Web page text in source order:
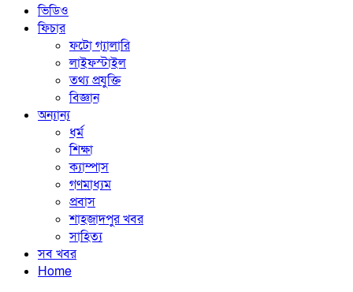
ভিডিও
ফিচার
ফটো গ্যালারি
লাইফস্টাইল
তথ্য প্রযুক্তি
বিজ্ঞান
অন্যান্য
ধর্ম
শিক্ষা
ক্যাম্পাস
গণমাধ্যম
প্রবাস
শাহজাদপুর খবর
সাহিত্য
সব খবর
Home